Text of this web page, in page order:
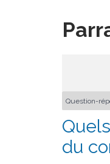
Question-
du